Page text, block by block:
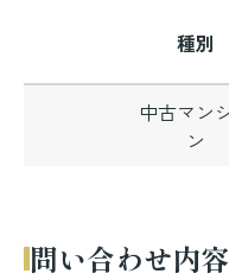
種別
中古マン
ン
問い合わせ内容